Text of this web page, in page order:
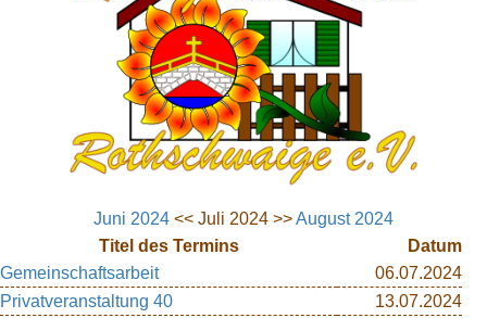
Juni 2024 << Juli 2024 >>August 2024
Titel des Termins
Datum
Gemeinschaftsarbeit
06.07.2024
Privatveranstaltung 40
13.07.2024